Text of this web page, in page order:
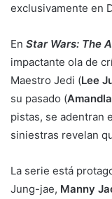
exclusivamente en
En Star Wars: The
impactante ola de
Maestro Jedi (Lee
su pasado (
pistas, se adentran
siniestras revelan
La serie está
Jung-jae, Manny